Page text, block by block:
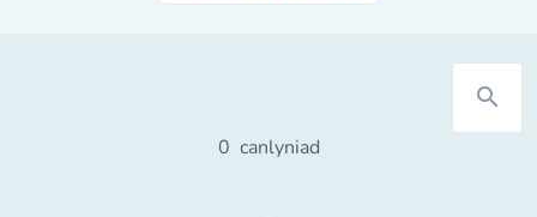
search
0 canlyniad